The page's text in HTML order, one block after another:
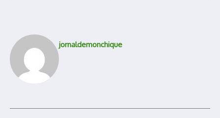
jornaldemonchique